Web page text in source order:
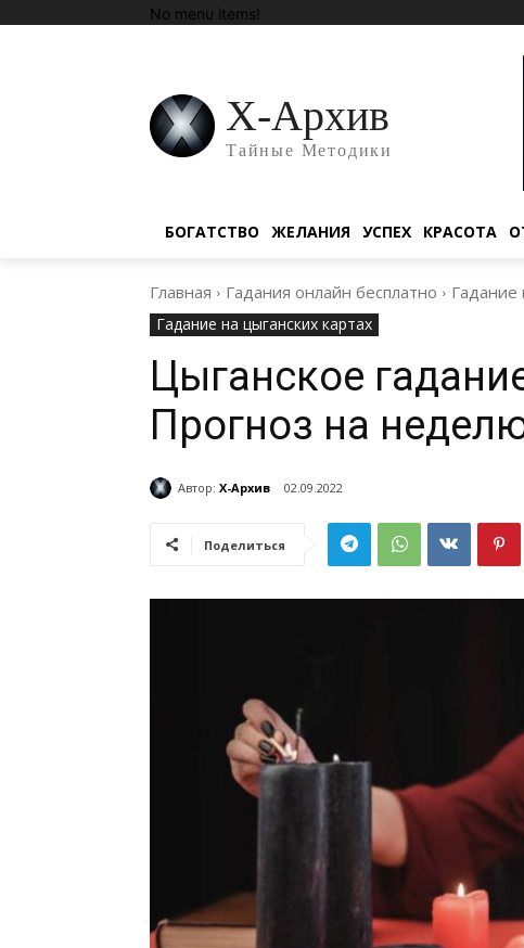
No menu items!
Х-Архив
Тайные Методики
БОГАТСТВО ЖЕЛАНИЯ УСПЕХ КРАСОТА
Главная Гадания онлайн бесплатно Гадание
Гадание на цыганских картах
Цыганское
Прогноз на
Автор: Х-Архив 02.09.2022
Поделиться